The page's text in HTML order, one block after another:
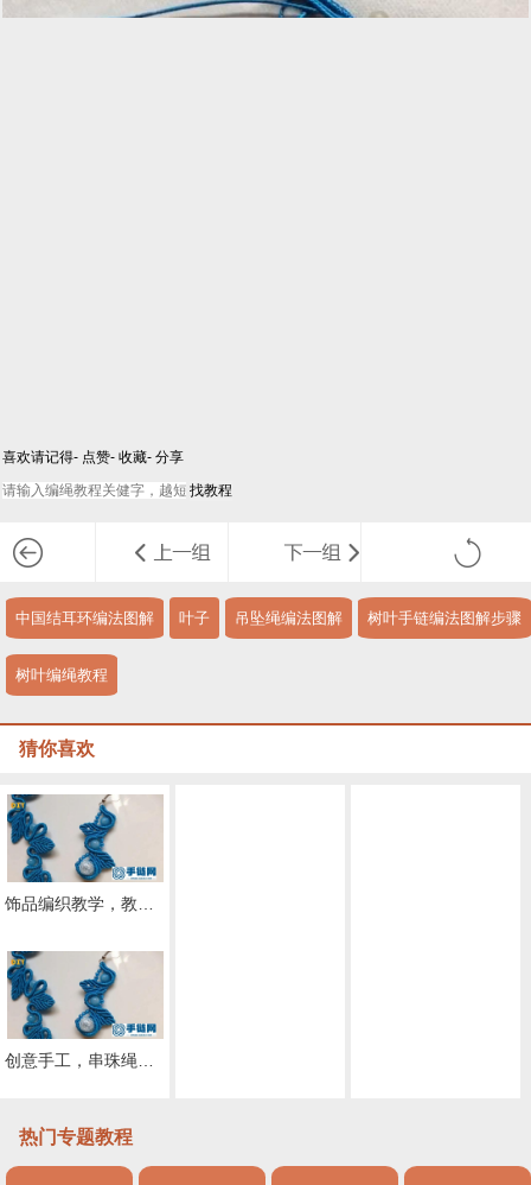
喜欢请记得- 点赞- 收藏- 分享
中国结耳环编法图解 叶子 吊坠绳编法图解 树叶手链编法图解步骤
树叶编绳教程
猜你喜欢
饰品编织教学，教你学习如何串珠编织耳环吊坠（图解2
创意手工，串珠绳编树叶耳环吊坠教程（图解2
热门专题教程